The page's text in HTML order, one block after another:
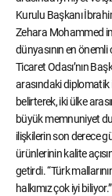
Kurulu Başkanı
Zehara Mohammed
dünyasının en
Ticaret Odası’nın
arasındaki diplomatik
belirterek, iki ülke
büyük memnuniyet
ilişkilerin son derece
ürünlerinin kalite
getirdi. “Türk
halkımız çok iyi